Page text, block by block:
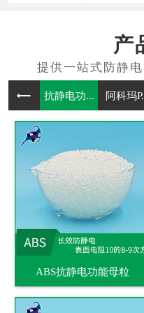
产
抗静电功... 阿科玛
ABS抗静电功能母粒